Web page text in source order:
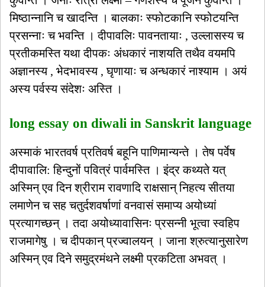
मिष्ठान्नानि च खादन्ति । बालकाः स्फोटकानि स्फोटयन्ति
प्रसन्नाः च भवन्ति । दीपावलिः पावनतायाः , उल्लासस्य च
प्रतीकमस्ति यथा दीपकः अंधकारं नाशयति तथैव वयमपि
अज्ञानस्य , भेदभावस्य , घृणायाः च अन्धकारं नाश्याम । अयं
अस्य पर्वस्य संदेशः अस्ति ।
long essay on diwali in Sanskrit language
अस्माकं भारतवर्ष प्रतिवर्ष बहूनि पाणिमान्यन्ते । तेष पर्वेष
दीपावालि: हिन्दुनों पवित्रं पार्वमस्ति । इंद्र कथ्यते यत्
अस्मिन् एव दिन श्रीराम रावणादि राक्षसान् निहत्य सीतया
लमाणेन च सह चतुर्दशवर्षाणां वनवासं समाप्य अयोध्यां
प्रत्यागच्छन् । तदा अयोध्यावासिनः प्रसन्नी भूत्वा स्वहिप
राजमागेषु । च दीपकान् प्रज्वालयन् । जाना श्रुत्यानुसारेण
अस्मिन् एव दिने समुद्रमंथने लक्ष्मी प्रकटिता अभवत् ।